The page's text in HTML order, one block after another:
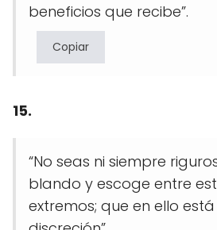
beneficios que recibe”.
Copiar
15.
“No seas ni siempre
blando y escoge entre
extremos; que en ello